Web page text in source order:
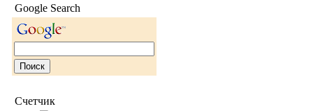
Google Search
Счетчик